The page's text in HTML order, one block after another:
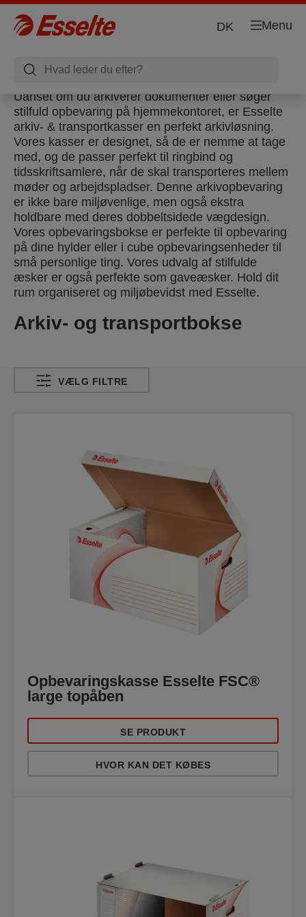
Menu
DK
Uanset om du arkiverer dokumenter eller søger
stilfuld opbevaring på hjemmekontoret, er Esselte
arkiv- & transportkasser en perfekt arkivløsning.
Vores kasser er designet, så de er nemme at tage
med, og de passer perfekt til ringbind og
tidsskriftsamlere, når de skal transporteres mellem
møder og arbejdspladser. Denne arkivopbevaring
er ikke bare miljøvenlige, men også ekstra
holdbare med deres dobbeltsidede vægdesign.
Vores opbevaringsbokse er perfekte til opbevaring
på dine hylder eller i cube opbevaringsenheder til
små personlige ting. Vores udvalg af stilfulde
æsker er også perfekte som gaveæsker. Hold dit
rum organiseret og miljøbevidst med Esselte.
Arkiv- og transportbokse
VÆLG FILTRE
Opbevaringskasse Esselte FSC®
large topåben
SE PRODUKT
HVOR KAN DET KØBES